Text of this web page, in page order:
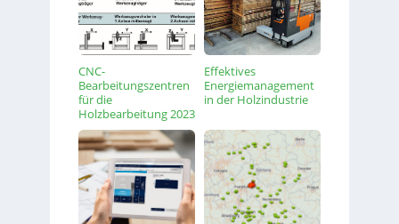
CNC-
Bearbeitungszentren
für die
Holzbearbeitung 2023
Effektives
Energiemanagement
in der Holzindustrie